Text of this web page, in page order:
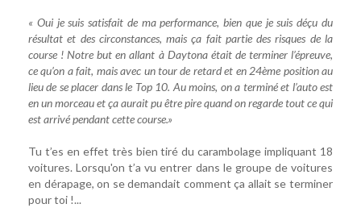
« Oui je suis satisfait de ma performance, bien que je suis déçu du
résultat et des circonstances, mais ça fait partie des risques de la
course ! Notre but en allant à Daytona était de terminer l’épreuve,
ce qu’on a fait, mais avec un tour de retard et en 24ème position au
lieu de se placer dans le Top 10. Au moins, on a terminé et l’auto est
en un morceau et ça aurait pu être pire quand on regarde tout ce qui
est arrivé pendant cette course.»
Tu t’es en effet très bien tiré du carambolage impliquant 18
voitures. Lorsqu'on t’a vu entrer dans le groupe de voitures
en dérapage, on se demandait comment ça allait se terminer
pour toi !...